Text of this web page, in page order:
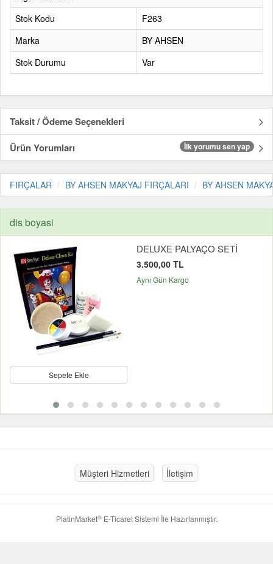
Stok Kodu
F263
Marka
BY AHSEN
Stok Durumu
Var
Taksit / Ödeme Seçenekleri
Ürün Yorumları
İlk yorumu sen yap
FIRÇALAR BY AHSEN MAKYAJ FIRÇALARI BY AHSEN
dis boyasi
Sepete Ekle
DELUXE PALYAÇO SETİ
3.500,00 TL
Aynı Gün Kargo
Müşteri Hizmetleri İletişim
PlatinMarket®E-Ticaret Sistemi İle Hazırlanmıştır.